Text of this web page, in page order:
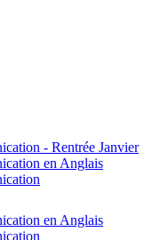
- Rentrée Janvier
en Anglais
en Anglais